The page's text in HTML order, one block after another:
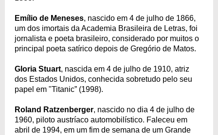
Emílio de Meneses, nascido em 4 de julho de 1866,
um dos imortais da Academia Brasileira de Letras, foi
jornalista e poeta brasileiro, considerado por muitos o
principal poeta satírico depois de Gregório de Matos.
Gloria Stuart, nascida em 4 de julho de 1910, atriz
dos Estados Unidos, conhecida sobretudo pelo seu
papel em "Titanic” (1998).
Roland Ratzenberger, nascido no dia 4 de julho de
1960, piloto austríaco automobilístico. Faleceu em
abril de 1994, em um fim de semana de um Grande